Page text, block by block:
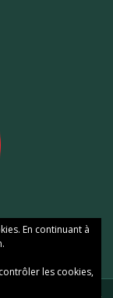
En continuant à
les cookies,